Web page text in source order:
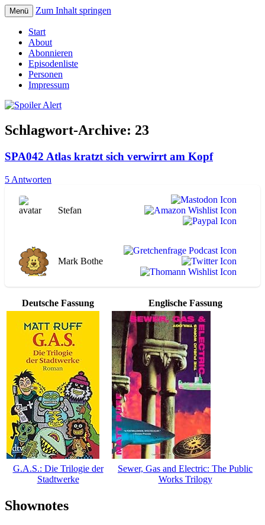
Spoiler Alert
Erfahrungshintergrund
Menü Zum Inhalt springen
Start
About
Abonnieren
Episodenliste
Personen
Impressum
Schlagwort-Archive: 23
SPA042 Atlas kratzt sich verwirrt am Kopf
5 Antworten
Stefan
Mark Bothe
Deutsche Fassung Englische Fassung
G.A.S.: Die Trilogie der
Stadtwerke
Sewer, Gas and Electric: The Public
Works Trilogy
Shownotes